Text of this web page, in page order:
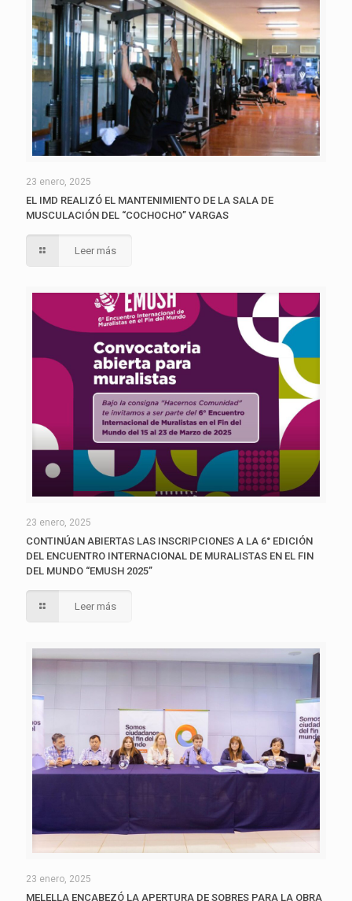
23 enero, 2025
EL IMD REALIZÓ EL MANTENIMIENTO DE LA SALA DE
MUSCULACIÓN DEL “COCHOCHO” VARGAS
Leer más
23 enero, 2025
CONTINÚAN ABIERTAS LAS INSCRIPCIONES A LA 6° EDICIÓN
DEL ENCUENTRO INTERNACIONAL DE MURALISTAS EN EL FIN
DEL MUNDO “EMUSH 2025”
Leer más
23 enero, 2025
MELELLA ENCABEZÓ LA APERTURA DE SOBRES PARA LA OBRA